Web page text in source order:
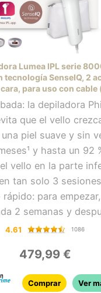
Lumea IPL serie
tecnología SenseIQ, 2
para uso con cable
la depiladora
que el vello
piel suave y sin
y hasta un 92
vello en la parte
tan solo 3
para empezar,
2 semanas y
la mitad
minutos.
personalizado con
detecta tu tono
4.61 1086
479,99 €
Comprar Ver